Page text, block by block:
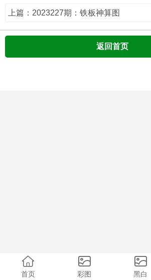
上篇：2023227期：铁板神算图
返回首页
首页 彩图 黑白